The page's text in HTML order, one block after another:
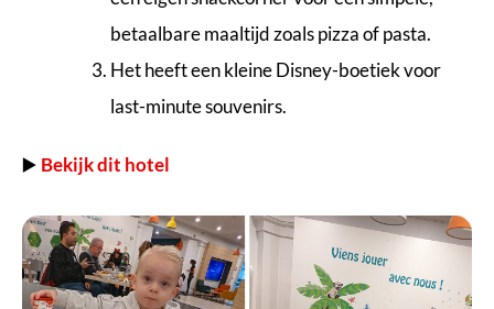
betaalbare maaltijd zoals pizza of pasta.
Het heeft een kleine Disney-boetiek voor
last-minute souvenirs.
▶️ Bekijk dit hotel